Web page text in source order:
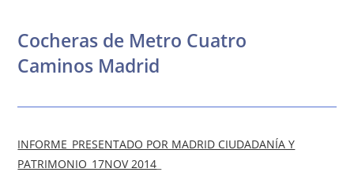
Cocheras de Metro Cuatro
Caminos Madrid
INFORME_PRESENTADO POR MADRID CIUDADANÍA Y
PATRIMONIO_17NOV 2014